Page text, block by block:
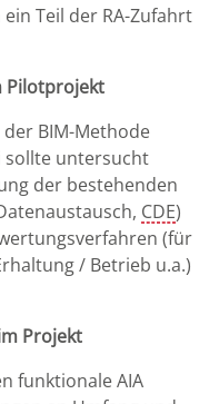
Teil der RA-Zufahrt
Pilotprojekt
BIM-Methode
sollte untersucht
der bestehenden
CDE)
(für
/ Betrieb u.a.)
Projekt
funktionale AIA